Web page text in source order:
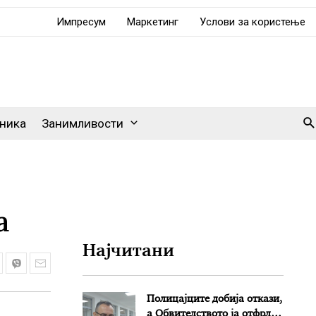
Импресум Маркетинг Услови за користење
Занимливости
Најчитани
Полицајците добија откази,
а Обвителството ја отфрли